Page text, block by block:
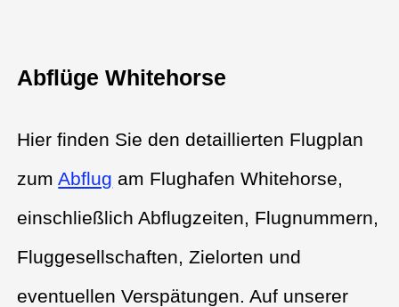
Abflüge Whitehorse
Hier finden Sie den detaillierten Flugplan
zumAbflug am Flughafen Whitehorse,
einschließlich Abflugzeiten, Flugnummern,
Fluggesellschaften, Zielorten und
eventuellen Verspätungen. Auf unserer